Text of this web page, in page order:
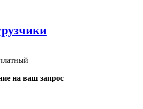
на ваш запрос